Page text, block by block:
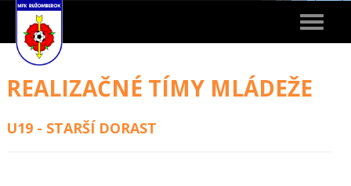
Toggle
REALIZAČNÉ TÍMY MLÁDEŽE
U19 - STARŠÍ DORAST